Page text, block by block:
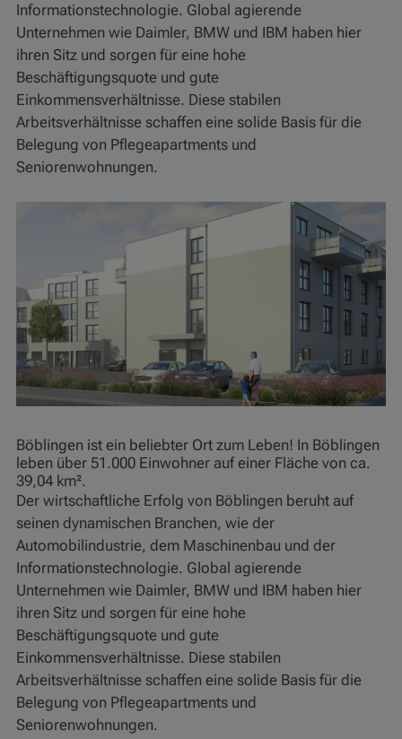
Informationstechnologie. Global agierende
Unternehmen wie Daimler, BMW und IBM haben hier
ihren Sitz und sorgen für eine hohe
Beschäftigungsquote und gute
Einkommensverhältnisse. Diese stabilen
Arbeitsverhältnisse schaffen eine solide Basis für die
Belegung von Pflegeapartments und
Seniorenwohnungen.
Böblingen ist ein beliebter Ort zum Leben! In Böblingen
leben über 51.000 Einwohner auf einer Fläche von ca.
39,04 km².
Der wirtschaftliche Erfolg von Böblingen beruht auf
seinen dynamischen Branchen, wie der
Automobilindustrie, dem Maschinenbau und der
Informationstechnologie. Global agierende
Unternehmen wie Daimler, BMW und IBM haben hier
ihren Sitz und sorgen für eine hohe
Beschäftigungsquote und gute
Einkommensverhältnisse. Diese stabilen
Arbeitsverhältnisse schaffen eine solide Basis für die
Belegung von Pflegeapartments und
Seniorenwohnungen.